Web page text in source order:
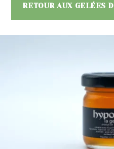
RETOUR AUX GELÉES